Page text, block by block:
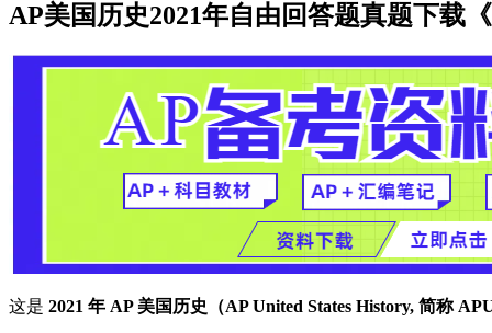
AP美国历史2021年自由回答题真题下载
这是 2021 年 AP 美国历史（AP United States History, 简称